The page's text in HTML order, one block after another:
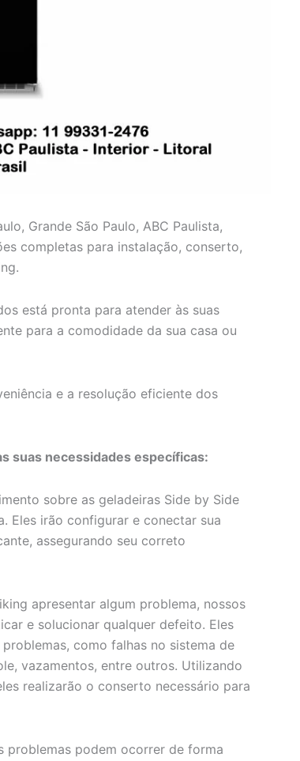
Grande São Paulo, ABC Paulista,
completas para instalação, conserto,
está pronta para atender às suas
para a comodidade da sua casa ou
e a resolução eficiente dos
suas necessidades específicas:
sobre as geladeiras Side by Side
Eles irão configurar e conectar sua
assegurando seu correto
apresentar algum problema, nossos
e solucionar qualquer defeito. Eles
como falhas no sistema de
vazamentos, entre outros. Utilizando
realizarão o conserto necessário para
problemas podem ocorrer de forma